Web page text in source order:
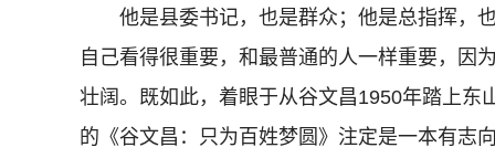
他是县委书记，也是群众；他是总指挥，
自己看得很重要，和最普通的人一样重要，因
壮阔。既如此，着眼于从谷文昌1950年踏上
的《谷文昌：只为百姓梦圆》注定是一本有志